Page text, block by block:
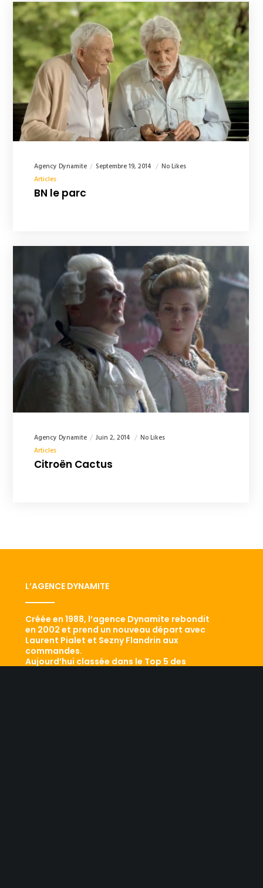
Agency Dynamite Septembre 19, 2014
No Likes
Articles
BN le parc
Agency Dynamite Juin 2, 2014
No Likes
Articles
Citroën Cactus
L’AGENCE DYNAMITE
Créée en 1988, l’agence Dynamite rebondit
en 2002 et prend un nouveau départ avec
Laurent Pialet et Sezny Flandrin aux
commandes.
Aujourd’hui classée dans le Top 5 des